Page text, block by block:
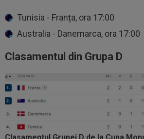
Tunisia - Franța, ora 17:00
Australia - Danemarca, ora 17:00
Clasamentul din Grupa D